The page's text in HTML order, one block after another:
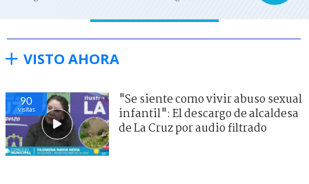
VISTO AHORA
90
visitas
"Se siente como vivir abuso sexual
infantil": El descargo de alcaldesa
de La Cruz por audio filtrado